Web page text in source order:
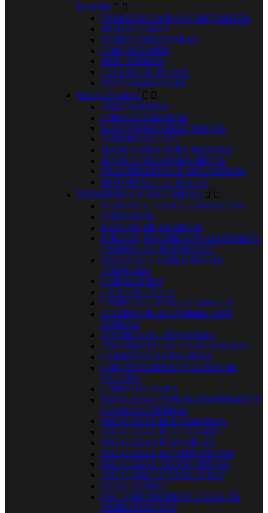
JARDIN  
DESBROZADORAS CORTASETOS
MOTOSIERRAS
HIDROLIMPIADORAS
CORTACESPED
SOPLADORES
TIJERAS DE PODAR
PULVERIZADORES
MAQUINARIA  
ARENADORAS
COMPACTADORAS
ELEVADORES ELECTRICOS
HORMIGONERAS
MAQUNARIA PARA MADERA
MAQUINARIA PARA METAL
TRANSPALETAS Y APILADORES
MOTORES ELECTRICOS
FERRETERIA Y SEGURIDAD  
ACEITES Y LIMPIA CONTACTOS
ANDAMIOS
BANCOS DE TRABAJO
BOLSAS, MOCHILAS MALETINES Y
CARROS DE TRASPORTE
BUZONES Y TABLONES DE
ANUNCIOS
CABALLETES
CAJAS FUERTES
CARRETILLAS DE ALMACEN
.CARROS PLATAFORMA CON
RUEDAS
.CARROS DE TRASPORTE
.TRANSPALETAS Y APILADORAS
CARRETILLAS DE OBRA
CONTENEDORES Y CUBOS DE
BASURA
CUBOS DE OBRA
ESCALERAS CON PLATAFORMAS Y
GUARDACUERPOS
ESCALERAS ELECTRICISTA
ESCALERAS POR TRAMOS
ESCALERAS PLEGABLES
ESCALERAS MULTIPOSICION
ESCALERAS TELESCOPICAS
ESCALONES Y TABURETES
ESTANTERIAS
ORGANIZADORES Y CAJAS DE
HERRAMIENTAS